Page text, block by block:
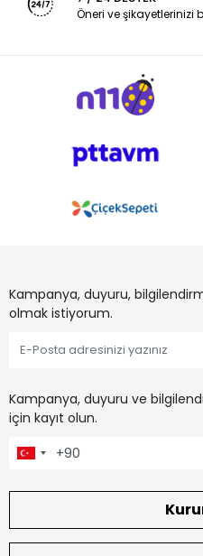
Öneri ve şikayetlerinizi
Kampanya, duyuru,
olmak istiyorum.
Kampanya, duyuru ve
için kayıt olun.